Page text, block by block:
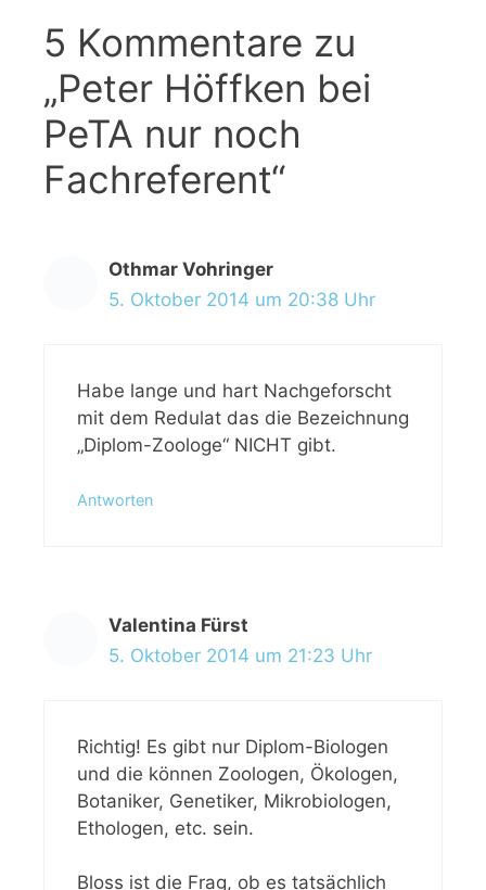
t
e
r
5 Kommentare zu
„Peter Höffken bei
PeTA nur noch
Fachreferent“
Othmar Vohringer
5. Oktober 2014 um 20:38 Uhr
Habe lange und hart Nachgeforscht
mit dem Redulat das die Bezeichnung
„Diplom-Zoologe“ NICHT gibt.
Antworten
Valentina Fürst
5. Oktober 2014 um 21:23 Uhr
Richtig! Es gibt nur Diplom-Biologen
und die können Zoologen, Ökologen,
Botaniker, Genetiker, Mikrobiologen,
Ethologen, etc. sein.
Bloss ist die Frag, ob es tatsächlich